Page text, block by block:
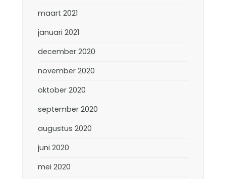
maart 2021
januari 2021
december 2020
november 2020
oktober 2020
september 2020
augustus 2020
juni 2020
mei 2020